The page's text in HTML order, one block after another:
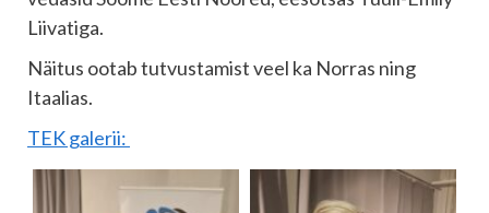
Liivatiga.
Näitus ootab tutvustamist veel ka Norras ning
Itaalias.
TEK galerii: